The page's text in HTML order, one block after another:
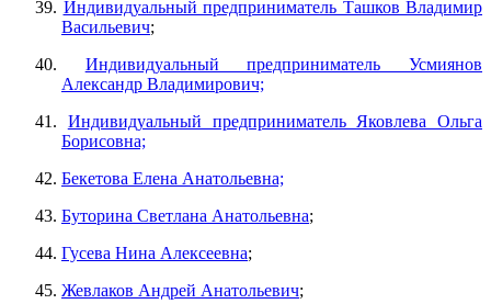
39. Индивидуальный предприниматель Ташков Владимир
Васильевич;
40.
Индивидуальный предприниматель Усмиянов
Александр Владимирович;
41. Индивидуальный предприниматель Яковлева Ольга
Борисовна;
42. Бекетова Елена Анатольевна;
43. Буторина Светлана Анатольевна;
44. Гусева Нина Алексеевна;
45. Жевлаков Андрей Анатольевич;